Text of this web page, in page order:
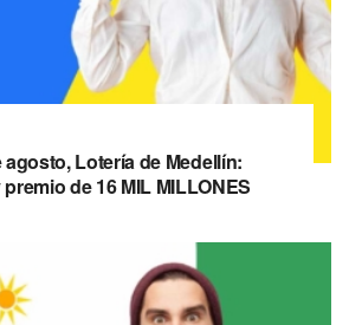
Lotería de Medellín:
de 16 MIL MILLONES